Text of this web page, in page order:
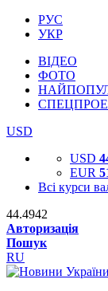
РУС
УКР
ВІДЕО
ФОТО
USD
USD
EUR
Всі курси
44.4942
Авторизація
Пошук
RU